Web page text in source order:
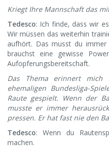
Kriegt Ihre Mannschaft das
Tedesco: Ich finde, dass wir
Wir müssen das weiterhin
aufhört. Das musst du
brauchst eine gewisse
Aufopferungsbereitschaft.
Das Thema erinnert
ehemaligen Bundesliga-
Raute gespielt. Wenn der
musste er immer
pressen. Er hat fast nie den
Tedesco: Wenn du
machen.